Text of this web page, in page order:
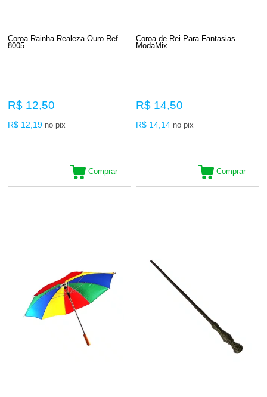
Coroa Rainha Realeza Ouro Ref
8005
R$ 12,50
R$ 12,19 no pix
Comprar
Coroa de Rei Para Fantasias
ModaMix
R$ 14,50
R$ 14,14 no pix
Comprar